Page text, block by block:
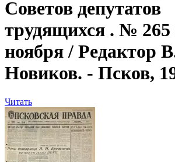
Советов депутатов
трудящихся . № 265
ноября / Редактор
Новиков. - Псков,
Читать